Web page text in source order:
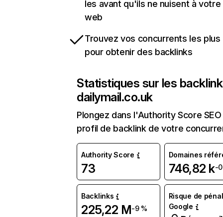
les avant qu'ils ne nuisent à
web
Trouvez vos concurrents les
pour obtenir des backlinks
Statistiques sur les
dailymail.co.uk
Plongez dans l'Authority Score
profil de backlink de votre
Authority Score
73
Domaines
746,82 k-
Backlinks
225,22 M-9 %
Risque de
Google